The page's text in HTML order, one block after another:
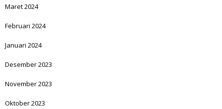
Maret 2024
Februari 2024
Januari 2024
Desember 2023
November 2023
Oktober 2023